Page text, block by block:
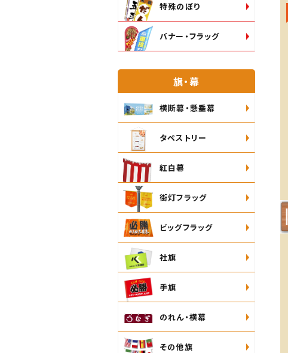
特殊のぼり
バナー・フラッグ
旗・幕
横断幕・懸垂幕
タペストリー
紅白幕
街灯フラッグ
ビッグフラッグ
社旗
手旗
のれん・横幕
その他旗